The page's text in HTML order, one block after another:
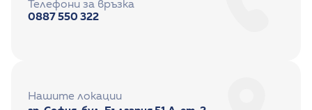
Телефони за връзка
0887 550 322
Нашите локации